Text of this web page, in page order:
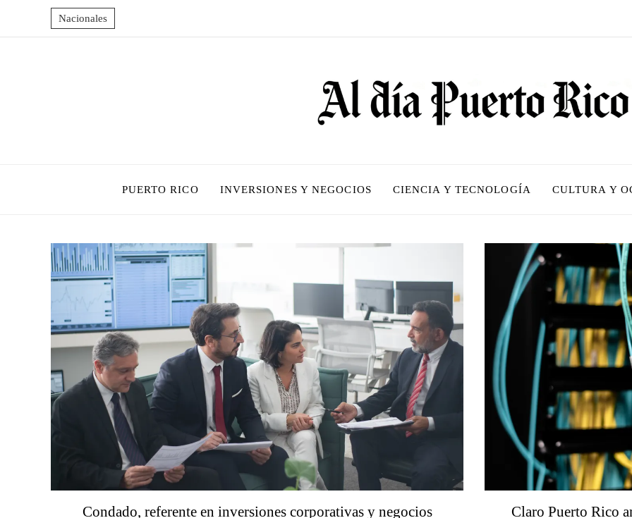
Nacionales
PUERTO RICO INVERSIONES Y NEGOCIOS CIENCIA Y TECNOLOGÍA CULTURA Y
Condado, referente en inversiones corporativas y negocios
Claro Puerto Rico